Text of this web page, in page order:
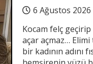
6 Ağustos 2026
Kocam felç
açar açmaz…
bir kadının adını